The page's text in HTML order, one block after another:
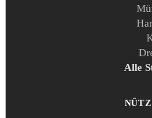
Alle